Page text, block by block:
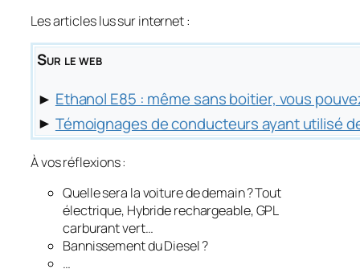
Les articles lus sur internet :
Sur le web
► Ethanol E85 : même sans boitier, vous
► Témoignages de conducteurs ayant utilisé
À vos réflexions :
Quelle sera la voiture de demain ? Tout
électrique, Hybride rechargeable, GPL
carburant vert…
Bannissement du Diesel ?
…